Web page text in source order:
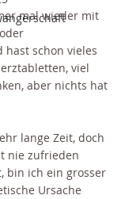
mal wieder mit
hast schon vieles
viel
aber nichts hat
lange Zeit, doch
nie zufrieden
bin ich ein grosser
Ursache